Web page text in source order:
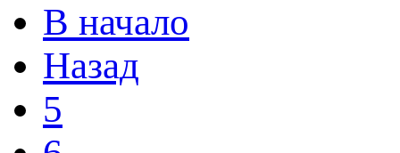
В начало
Назад
5